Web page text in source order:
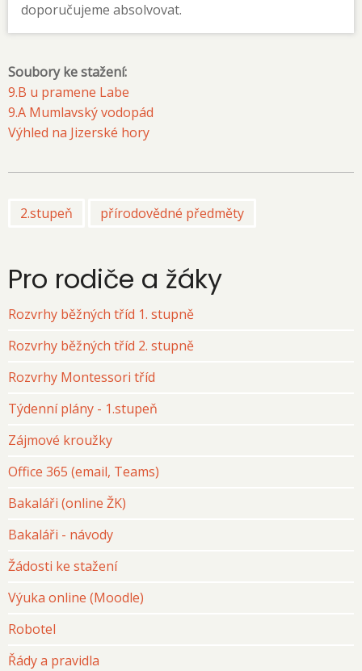
doporučujeme absolvovat.
Soubory ke stažení:
9.B u pramene Labe
9.A Mumlavský vodopád
Výhled na Jizerské hory
2.stupeň přírodovědné předměty
Pro rodiče a žáky
Rozvrhy běžných tříd 1. stupně
Rozvrhy běžných tříd 2. stupně
Rozvrhy Montessori tříd
Týdenní plány - 1.stupeň
Zájmové kroužky
Office 365 (email, Teams)
Bakaláři (online ŽK)
Bakaláři - návody
Žádosti ke stažení
Výuka online (Moodle)
Robotel
Řády a pravidla